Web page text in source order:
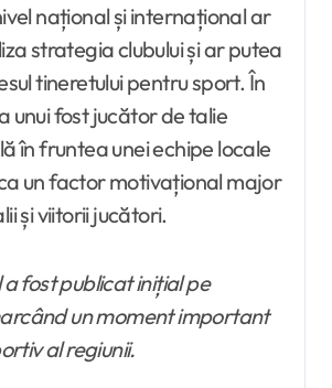
național și internațional ar
strategia clubului și ar putea
tineretului pentru sport. În
unui fost jucător de talie
în fruntea unei echipe locale
un factor motivațional major
și viitorii jucători.
fost publicat inițial pe
un moment important
al regiunii.